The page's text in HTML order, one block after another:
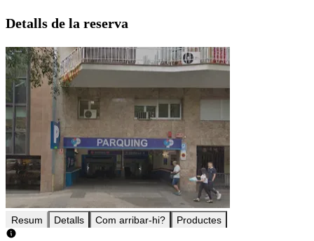
Detalls de la reserva
Resum Detalls Com arribar-hi? Productes